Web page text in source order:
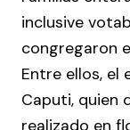
inclusive
congregaron
Entre ellos, el
Caputi, quien
realizado en